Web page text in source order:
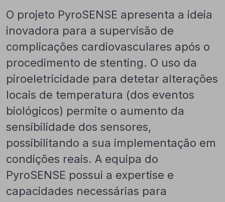
O projeto PyroSENSE apresenta a ideia
inovadora para a supervisão de
complicações cardiovasculares após o
procedimento de stenting. O uso da
piroeletricidade para detetar alterações
locais de temperatura (dos eventos
biológicos) permite o aumento da
sensibilidade dos sensores,
possibilitando a sua implementação em
condições reais. A equipa do
PyroSENSE possui a expertise e
capacidades necessárias para